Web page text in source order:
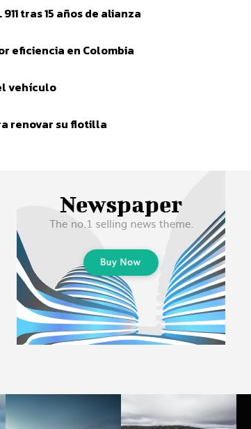
tras 15 años de alianza
eficiencia en Colombia
vehículo
renovar su flotilla